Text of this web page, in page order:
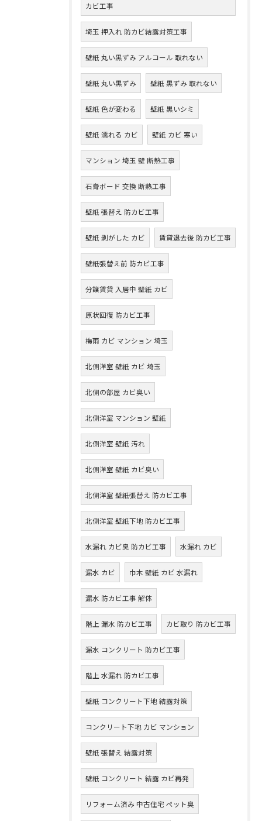
カビ工事
埼玉 押入れ 防カビ結露対策工事
壁紙 丸い黒ずみ アルコール 取れない
壁紙 丸い黒ずみ 壁紙 黒ずみ 取れない
壁紙 色が変わる 壁紙 黒いシミ
壁紙 濡れる カビ 壁紙 カビ 寒い
マンション 埼玉 壁 断熱工事
石膏ボード 交換 断熱工事
壁紙 張替え 防カビ工事
壁紙 剥がした カビ 賃貸退去後 防カビ工事
壁紙張替え前 防カビ工事
分譲賃貸 入居中 壁紙 カビ
原状回復 防カビ工事
梅雨 カビ マンション 埼玉
北側洋室 壁紙 カビ 埼玉
北側の部屋 カビ臭い
北側洋室 マンション 壁紙
北側洋室 壁紙 汚れ
北側洋室 壁紙 カビ臭い
北側洋室 壁紙張替え 防カビ工事
北側洋室 壁紙下地 防カビ工事
水漏れ カビ臭 防カビ工事 水漏れ カビ
漏水 カビ 巾木 壁紙 カビ 水漏れ
漏水 防カビ工事 解体
階上 漏水 防カビ工事 カビ取り 防カビ工事
漏水 コンクリート 防カビ工事
階上 水漏れ 防カビ工事
壁紙 コンクリート下地 結露対策
コンクリート下地 カビ マンション
壁紙 張替え 結露対策
壁紙 コンクリート 結露 カビ再発
リフォーム済み 中古住宅 ペット臭